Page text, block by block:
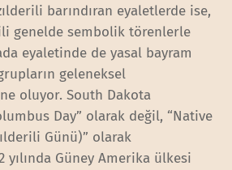
barındıran eyaletlerde ise,
genelde sembolik törenlerle
eyaletinde de yasal bayram
geleneksel
oluyor. South Dakota
Day” olarak değil, “Native
Günü)” olarak
yılında Güney Amerika ülkesi